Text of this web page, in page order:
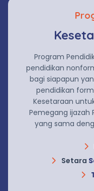
Program
pendidikan
bagi siapapun
pendidikan
Kesetaraan
Pemegang ijazah
yang sama
Setara